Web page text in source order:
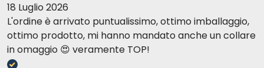
18 Luglio 2026
L'ordine è arrivato puntualissimo, ottimo imballaggio,
ottimo prodotto, mi hanno mandato anche un collare
in omaggio 😍 veramente TOP!